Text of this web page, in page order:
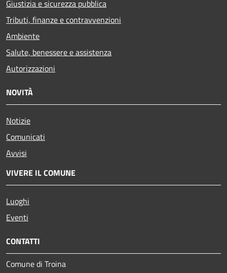
Giustizia e sicurezza pubblica
Tributi, finanze e contravvenzioni
Ambiente
Salute, benessere e assistenza
Autorizzazioni
NOVITÀ
Notizie
Comunicati
Avvisi
VIVERE IL COMUNE
Luoghi
Eventi
CONTATTI
Comune di Troina